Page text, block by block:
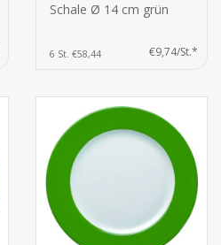
Schale Ø 14 cm grün
6 St. €58,44 €9,74/St.*